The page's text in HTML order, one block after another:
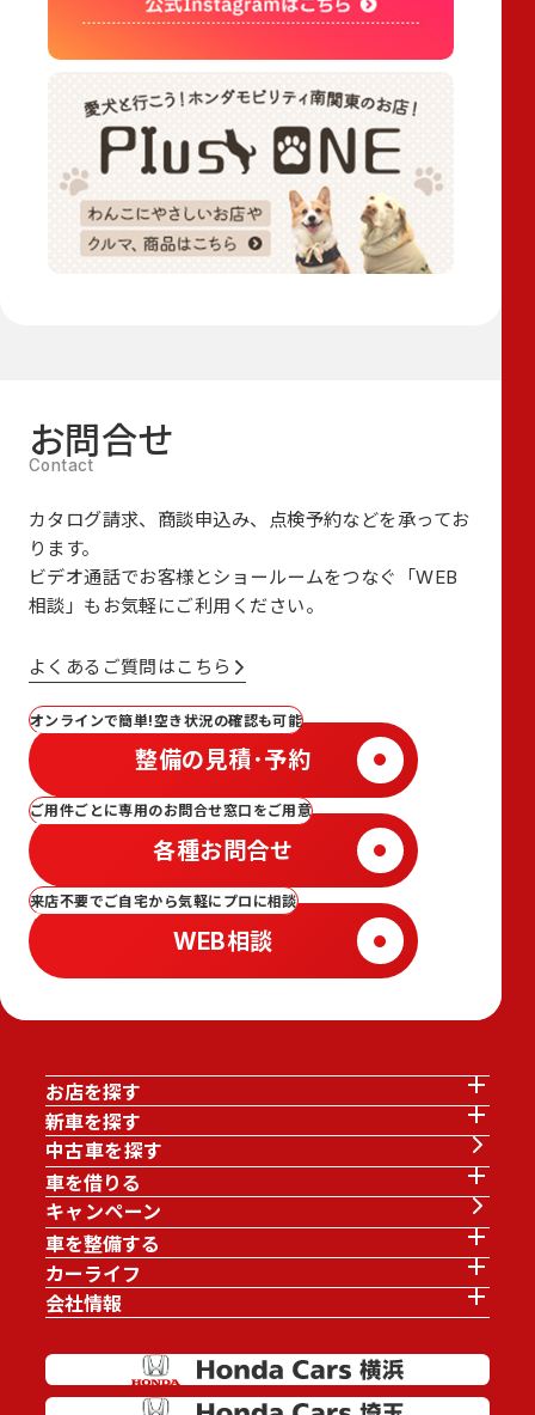
お問合せ
カタログ請求、商談申込み、点検予約などを承ってお
ります。
ビデオ通話でお客様とショールームをつなぐ
「WEB
相談」も お気軽にご利用ください。
よくあるご質問はこちら
オンラインで簡単!空き状況の確認も可能
整備の見積･予約
ご用件ごとに専用のお問合せ窓口をご用意
各種お問合せ
来店不要でご自宅から気軽にプロに相談
WEB相談
お店を探す
新車を探す
中古車を探す
車を借りる
キャンペーン
車を整備する
カーライフ
会社情報